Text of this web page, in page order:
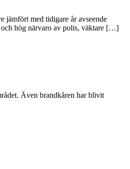
jämfört med tidigare år avseende
och hög närvaro av polis, väktare […]
Även brandkåren har blivit